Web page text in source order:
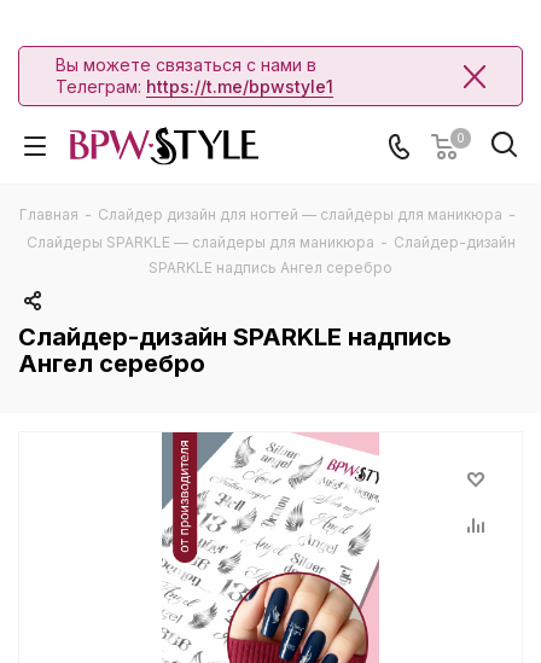
Вы можете связаться с нами в
Телеграм: https://t.me/bpwstyle1
0
Главная - Слайдер дизайн для ногтей — слайдеры для маникюра -
Слайдеры SPARKLE — слайдеры для маникюра - Слайдер-дизайн
SPARKLE надпись Ангел серебро
Слайдер-дизайн SPARKLE надпись
Ангел серебро